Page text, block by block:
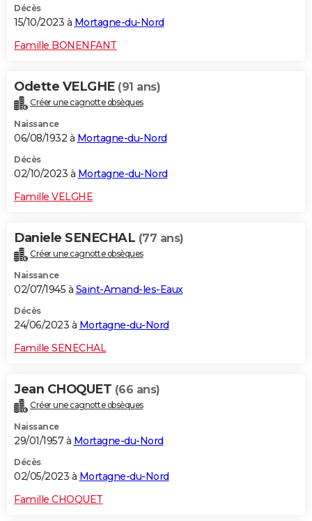
Décès
15/10/2023 à Mortagne-du-Nord
Famille BONENFANT
Odette VELGHE (91 ans)
Créer une cagnotte obsèques
Naissance
06/08/1932 à Mortagne-du-Nord
Décès
02/10/2023 à Mortagne-du-Nord
Famille VELGHE
Daniele SENECHAL (77 ans)
Créer une cagnotte obsèques
Naissance
02/07/1945 à Saint-Amand-les-Eaux
Décès
24/06/2023 à Mortagne-du-Nord
Famille SENECHAL
Jean CHOQUET (66 ans)
Créer une cagnotte obsèques
Naissance
29/01/1957 à Mortagne-du-Nord
Décès
02/05/2023 à Mortagne-du-Nord
Famille CHOQUET